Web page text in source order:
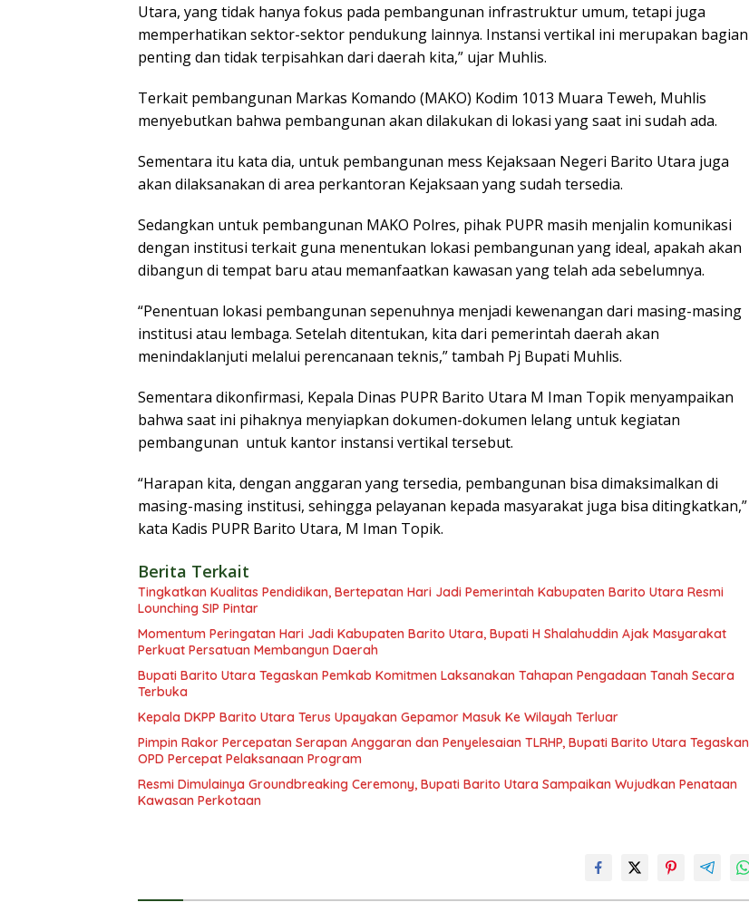
Utara, yang tidak hanya fokus pada pembangunan infrastruktur umum, tetapi juga
memperhatikan sektor-sektor pendukung lainnya. Instansi vertikal ini merupakan bagian
penting dan tidak terpisahkan dari daerah kita,” ujar Muhlis.
Terkait pembangunan Markas Komando (MAKO) Kodim 1013 Muara Teweh, Muhlis
menyebutkan bahwa pembangunan akan dilakukan di lokasi yang saat ini sudah ada.
Sementara itu kata dia, untuk pembangunan mess Kejaksaan Negeri Barito Utara juga
akan dilaksanakan di area perkantoran Kejaksaan yang sudah tersedia.
Sedangkan untuk pembangunan MAKO Polres, pihak PUPR masih menjalin komunikasi
dengan institusi terkait guna menentukan lokasi pembangunan yang ideal, apakah akan
dibangun di tempat baru atau memanfaatkan kawasan yang telah ada sebelumnya.
“Penentuan lokasi pembangunan sepenuhnya menjadi kewenangan dari masing-masing
institusi atau lembaga. Setelah ditentukan, kita dari pemerintah daerah akan
menindaklanjuti melalui perencanaan teknis,” tambah Pj Bupati Muhlis.
Sementara dikonfirmasi, Kepala Dinas PUPR Barito Utara M Iman Topik menyampaikan
bahwa saat ini pihaknya menyiapkan dokumen-dokumen lelang untuk kegiatan
pembangunan untuk kantor instansi vertikal tersebut.
“Harapan kita, dengan anggaran yang tersedia, pembangunan bisa dimaksimalkan di
masing-masing institusi, sehingga pelayanan kepada masyarakat juga bisa ditingkatkan,”
kata Kadis PUPR Barito Utara, M Iman Topik.
Berita Terkait
Tingkatkan Kualitas Pendidikan, Bertepatan Hari Jadi Pemerintah Kabupaten Barito Utara Resmi
Lounching SIP Pintar
Momentum Peringatan Hari Jadi Kabupaten Barito Utara, Bupati H Shalahuddin Ajak Masyarakat
Perkuat Persatuan Membangun Daerah
Bupati Barito Utara Tegaskan Pemkab Komitmen Laksanakan Tahapan Pengadaan Tanah Secara
Terbuka
Kepala DKPP Barito Utara Terus Upayakan Gepamor Masuk Ke Wilayah Terluar
Pimpin Rakor Percepatan Serapan Anggaran dan Penyelesaian TLRHP, Bupati Barito Utara Tegaskan
OPD Percepat Pelaksanaan Program
Resmi Dimulainya Groundbreaking Ceremony, Bupati Barito Utara Sampaikan Wujudkan Penataan
Kawasan Perkotaan